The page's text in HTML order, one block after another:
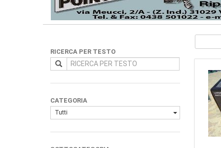
RICERCA PER TESTO
CATEGORIA
Tutti